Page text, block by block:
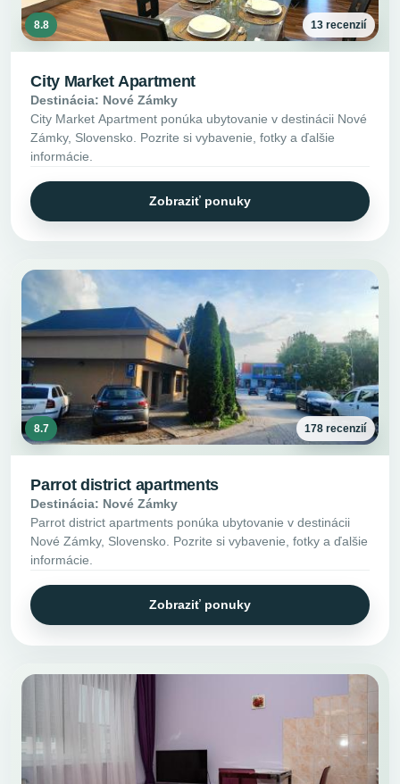
8.8 13 recenzií
City Market Apartment
Destinácia: Nové Zámky
City Market Apartment ponúka ubytovanie v destinácii Nové
Zámky, Slovensko. Pozrite si vybavenie, fotky a ďalšie
informácie.
Zobraziť ponuky
8.7 178 recenzií
Parrot district apartments
Destinácia: Nové Zámky
Parrot district apartments ponúka ubytovanie v destinácii
Nové Zámky, Slovensko. Pozrite si vybavenie, fotky a ďalšie
informácie.
Zobraziť ponuky